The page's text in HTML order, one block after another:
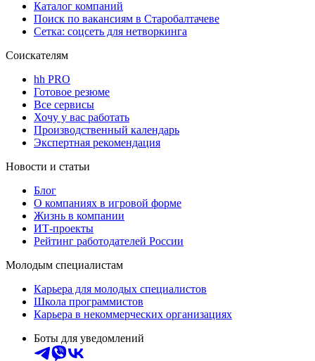
Каталог компаний
Поиск по вакансиям в Старобалтачеве
Сетка: соцсеть для нетворкинга
Соискателям
hh PRO
Готовое резюме
Все сервисы
Хочу у вас работать
Производственный календарь
Экспертная рекомендация
Новости и статьи
Блог
О компаниях в игровой форме
Жизнь в компании
ИТ-проекты
Рейтинг работодателей России
Молодым специалистам
Карьера для молодых специалистов
Школа программистов
Карьера в некоммерческих организациях
Боты для уведомлений